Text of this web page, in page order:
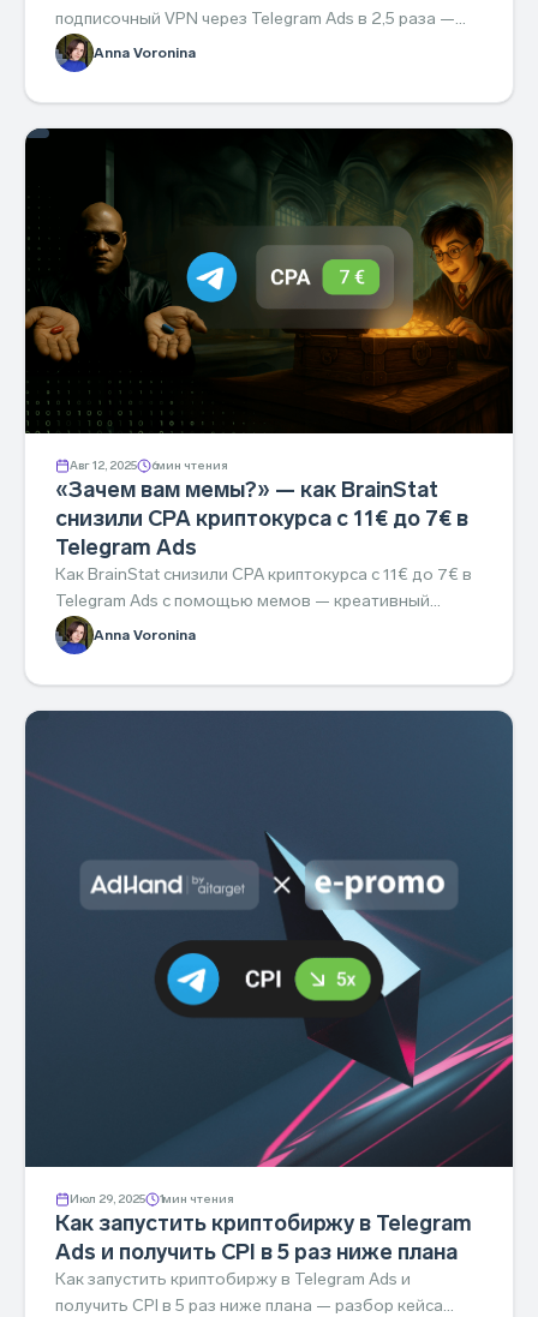
подписочный VPN через Telegram Ads в 2,5 раза —
разбор стратегии, которую можно повторить.
Anna Voronina
Авг 12, 2025 6мин чтения
«Зачем вам мемы?» — как BrainStat
снизили CPA криптокурса с 11€ до 7€ в
Telegram Ads
Как BrainStat снизили CPA криптокурса с 11€ до 7€ в
Telegram Ads с помощью мемов — креативный
подход, который легко повторить.
Anna Voronina
Июл 29, 2025 1мин чтения
Как запустить криптобиржу в Telegram
Ads и получить CPI в 5 раз ниже плана
Как запустить криптобиржу в Telegram Ads и
получить CPI в 5 раз ниже плана — разбор кейса